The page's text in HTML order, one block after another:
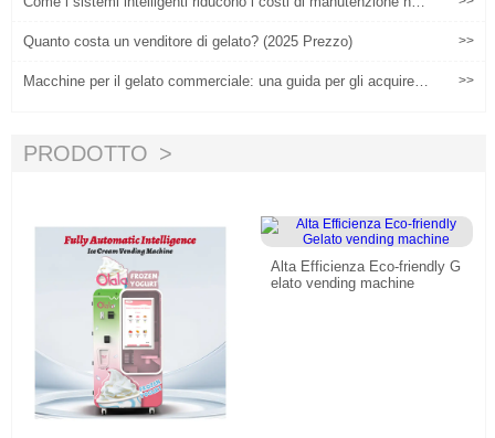
Quanto costa un venditore di gelato? (2025 Prezzo) >>
Macchine per il gelato commerciale: una guida per gli acquirent
>>
PRODOTTO
Alta Efficienza Eco-friendly G
elato vending machine